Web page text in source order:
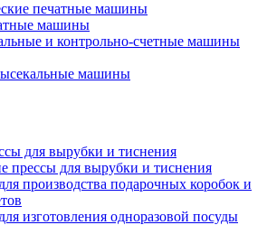
печатные машины
машины
и контрольно-счетные машины
машины
для вырубки и тиснения
прессы для вырубки и тиснения
производства подарочных коробок и
изготовления одноразовой посуды